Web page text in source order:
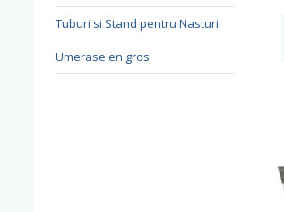
Tuburi si Stand pentru Nasturi
Umerase en gros